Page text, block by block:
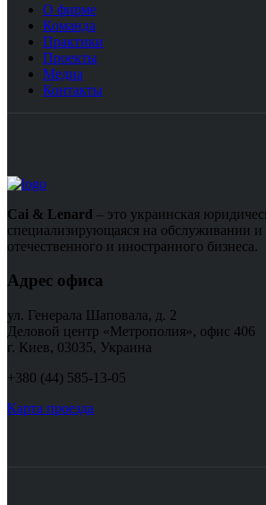
О фирме
Команда
Практики
Проекты
Медиа
Контакты
Cai & Lenard – это украинская
специализирующаяся на обслуживании и
отечественного и иностранного бизнеса.
Адрес офиса
ул. Генерала Шаповала, д. 2
Деловой центр «Метрополия», офис 406
г. Киев, 03035, Украина
+380 (44) 585-13-05
Карта проезда